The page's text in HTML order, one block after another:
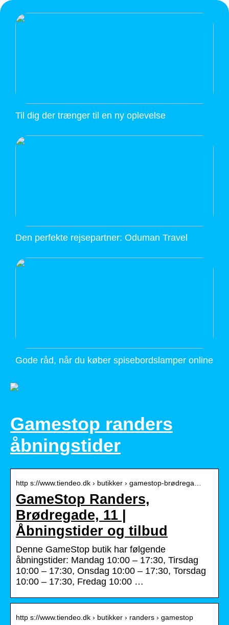
Til dig der trænger til en ny oplevelse
Den perfekte rejsepartner: Oduman Travel
Gode råd, når du køber spisebordslamper online
Gamestop randers
åbningstider
http s://www.tiendeo.dk › butikker › gamestop-brødrega…
GameStop Randers,
Brødregade, 11 |
Åbningstider og tilbud
Denne GameStop butik har følgende
åbningstider: Mandag 10:00 – 17:30, Tirsdag
10:00 – 17:30, Onsdag 10:00 – 17:30, Torsdag
10:00 – 17:30, Fredag 10:00 …
http s://www.tiendeo.dk › butikker › randers › gamestop